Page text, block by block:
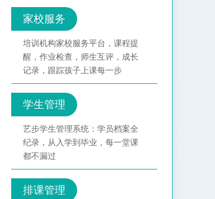
家校服务
培训机构家校服务平台，课程提
醒，作业检查，师生互评，成长
记录，跟踪孩子上课每一步
学生管理
艺步学生管理系统：学员档案全
纪录，从入学到毕业，每一堂课
都不漏过
排课管理